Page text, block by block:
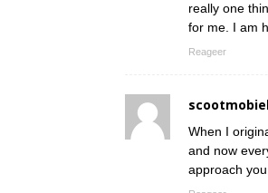
really one
for me. I am
Reageer
When I
and now
approach